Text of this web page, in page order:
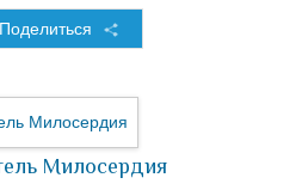
Поделиться
Милосердия